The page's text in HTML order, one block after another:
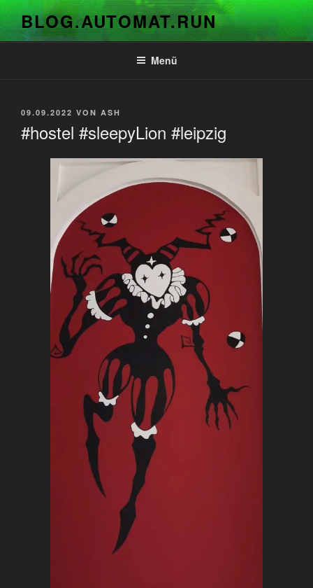
Zum
Inhalt
springen
BLOG.AUTOMAT.RUN
Menü
VERÖFFENTLICHT
09.09.2022 VON ASH
#hostel #sleepyLion #leipzig